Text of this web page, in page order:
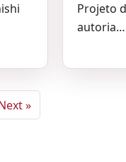
Projeto
autoria…
»